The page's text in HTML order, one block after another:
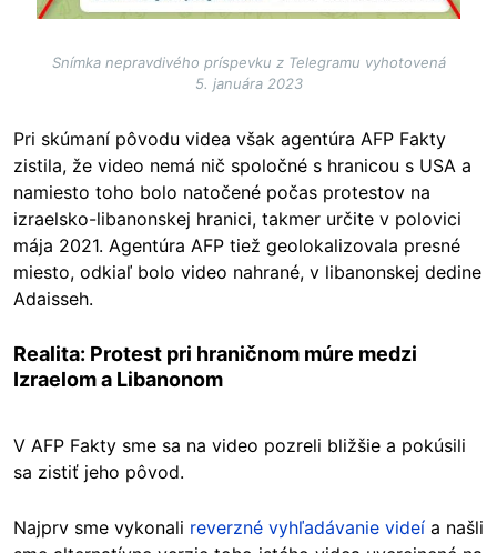
Snímka nepravdivého príspevku z Telegramu vyhotovená
5. januára 2023
Pri skúmaní pôvodu videa však agentúra AFP Fakty
zistila, že video nemá nič spoločné s hranicou s USA a
namiesto toho bolo natočené počas protestov na
izraelsko-libanonskej hranici, takmer určite v polovici
mája 2021. Agentúra AFP tiež geolokalizovala presné
miesto, odkiaľ bolo video nahrané, v libanonskej dedine
Adaisseh.
Realita: Protest pri hraničnom múre medzi
Izraelom a Libanonom
V AFP Fakty sme sa na video pozreli bližšie a pokúsili
sa zistiť jeho pôvod.
Najprv sme vykonali reverzné vyhľadávanie videí a našli